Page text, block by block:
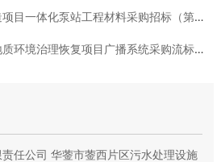
一体化泵站工程材料采购招标（第二次）
治理恢复项目广播系统采购流标公示（第一...
任公司 华蓥市蓥西片区污水处理设施